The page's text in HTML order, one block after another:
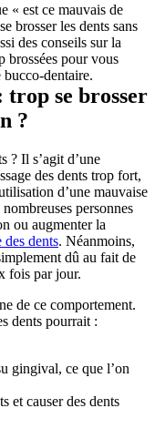
« est ce mauvais de
brosser les dents sans
des conseils sur la
brossées pour vous
bucco-dentaire.
se brosser
?
? Il s’agit d’une
des dents trop fort,
d’une mauvaise
personnes
ou augmenter la
des dents. Néanmoins,
dû au fait de
fois par jour.
de ce comportement.
dents pourrait :
gingival, ce que l’on
et causer des dents